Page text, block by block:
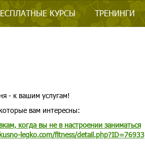
КУРСЫ ТРЕНИНГИ
- к вашим услугам!
вам интересны:
когда вы не в настроении заниматься
legko.com/fitness/detail.php?ID=76933